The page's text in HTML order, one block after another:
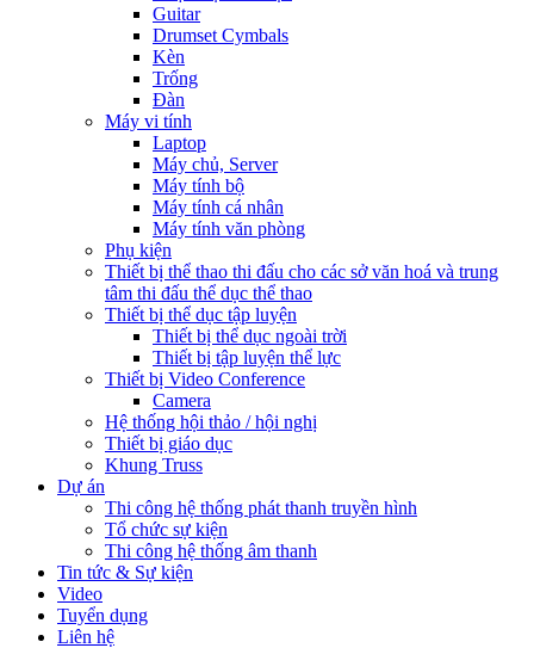
Guitar
Drumset Cymbals
Kèn
Trống
Đàn
Máy vi tính
Laptop
Máy chủ, Server
Máy tính bộ
Máy tính cá nhân
Máy tính văn phòng
Phụ kiện
Thiết bị thể thao thi đấu cho các sở văn hoá và trung
tâm thi đấu thể dục thể thao
Thiết bị thể dục tập luyện
Thiết bị thể dục ngoài trời
Thiết bị tập luyện thể lực
Thiết bị Video Conference
Camera
Hệ thống hội thảo / hội nghị
Thiết bị giáo dục
Khung Truss
Dự án
Thi công hệ thống phát thanh truyền hình
Tổ chức sự kiện
Thi công hệ thống âm thanh
Tin tức & Sự kiện
Video
Tuyển dụng
Liên hệ